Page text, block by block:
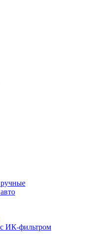
ИК-фильтром